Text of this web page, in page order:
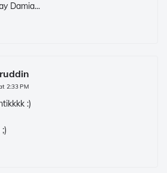
Damia...
2:33 PM
:)